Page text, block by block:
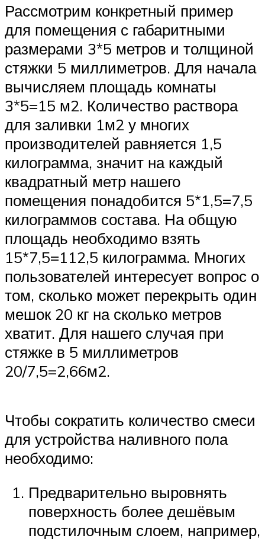
Рассмотрим конкретный пример
для помещения с габаритными
размерами 3*5 метров и толщиной
стяжки 5 миллиметров. Для начала
вычисляем площадь комнаты
3*5=15 м2. Количество раствора
для заливки 1м2 у многих
производителей равняется 1,5
килограмма, значит на каждый
квадратный метр нашего
помещения понадобится 5*1,5=7,5
килограммов состава. На общую
площадь необходимо взять
15*7,5=112,5 килограмма. Многих
пользователей интересует вопрос о
том, сколько может перекрыть один
мешок 20 кг на сколько метров
хватит. Для нашего случая при
стяжке в 5 миллиметров
20/7,5=2,66м2.
Чтобы сократить количество смеси
для устройства наливного пола
необходимо:
Предварительно выровнять
поверхность более дешёвым
подстилочным слоем, например,